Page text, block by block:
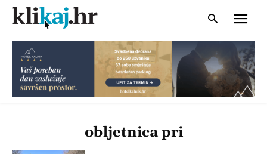
obljetnica pri